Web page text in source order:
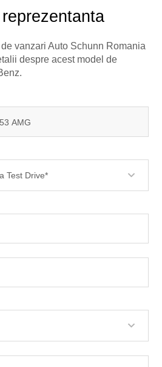
vanzari Auto Schunn Romania
despre acest model de
Test Drive*